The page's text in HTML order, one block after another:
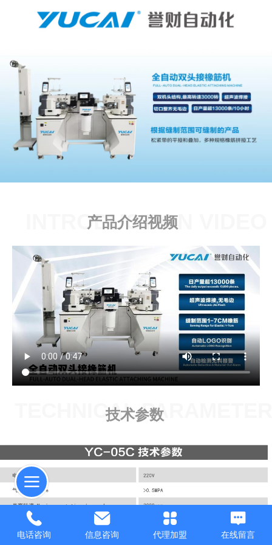
INTRODUCTION VIDEO
产品介绍视频
TECHNICAL
技术参数
电话咨询 信息咨询 代理加盟 在线留言